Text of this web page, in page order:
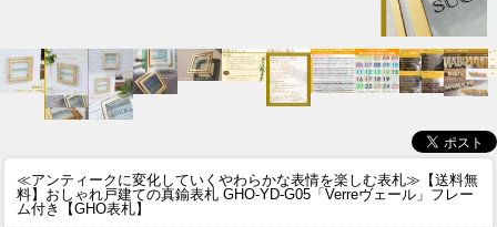
≪アンティークに変化していくやわらかな表情を楽しむ表札≫ 【送料無
料】おしゃれ戸建ての真鍮表札 GHO-YD-G05「Verreヴェール」フレー
ム付き【GHO表札】